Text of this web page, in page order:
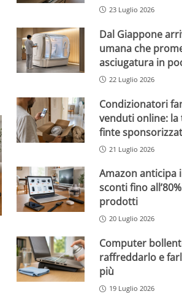
23 Luglio 2026
Dal Giappone
umana che
asciugatura in
22 Luglio 2026
Condizionatori
venduti online:
finte
21 Luglio 2026
Amazon anticipa
sconti fino
prodotti
20 Luglio 2026
Computer
raffreddarlo e
più
19 Luglio 2026